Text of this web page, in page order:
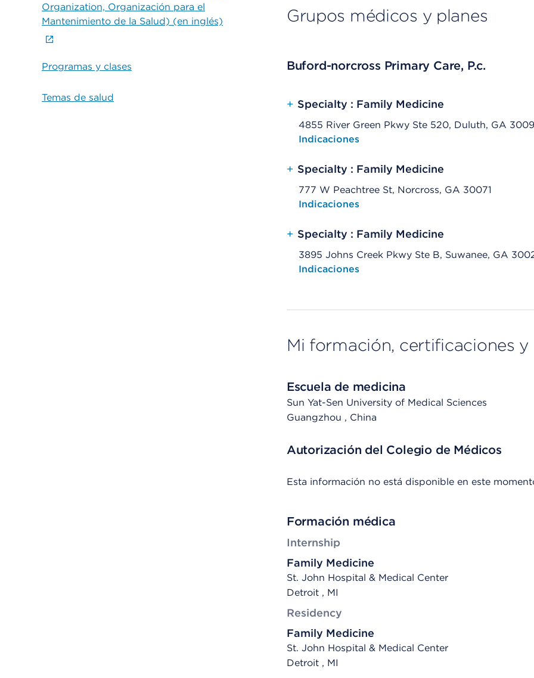
Organization, Organización para el
Mantenimiento de la Salud) (en inglés)
Programas y clases
Temas de salud
Grupos médicos y planes
Buford-norcross Primary Care, P.c.
+ Specialty : Family Medicine
4855 River Green Pkwy Ste 520, Duluth, GA
Opens native map application on mobile devices
Indicaciones
+ Specialty : Family Medicine
777 W Peachtree St, Norcross, GA 30071
Opens native map application on mobile devices
Indicaciones
+ Specialty : Family Medicine
3895 Johns Creek Pkwy Ste B, Suwanee, GA
Opens native map application on mobile devices
Indicaciones
Mi formación, certificaciones
Escuela de medicina
Sun Yat-Sen University of Medical Sciences
Guangzhou , China
Autorización del Colegio de Médicos
Esta información no está disponible en este
Formación médica
Internship
Family Medicine
St. John Hospital & Medical Center
Detroit , MI
Residency
Family Medicine
St. John Hospital & Medical Center
Detroit , MI